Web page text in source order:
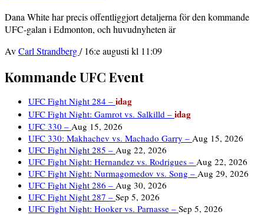
Dana White har precis offentliggjort detaljerna för den kommande
UFC-galan i Edmonton, och huvudnyheten är
AvCarl Strandberg/ 16:e augusti kl 11:09
Kommande UFC Event
UFC Fight Night 284 – idag
UFC Fight Night: Gamrot vs. Salkilld – idag
UFC 330 – Aug 15, 2026
UFC 330: Makhachev vs. Machado Garry – Aug 15, 2026
UFC Fight Night 285 – Aug 22, 2026
UFC Fight Night: Hernandez vs. Rodrigues – Aug 22, 2026
UFC Fight Night: Nurmagomedov vs. Song – Aug 29, 2026
UFC Fight Night 286 – Aug 30, 2026
UFC Fight Night 287 – Sep 5, 2026
UFC Fight Night: Hooker vs. Parnasse – Sep 5, 2026